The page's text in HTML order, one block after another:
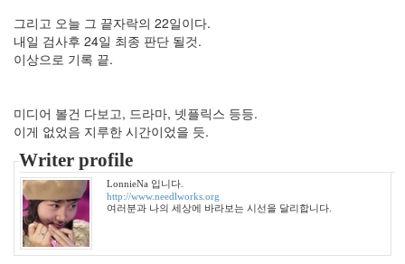
그리고 오늘 그 끝자락의 22일이다.
내일 검사후 24일 최종 판단 될것.
이상으로 기록 끝.
미디어 볼건 다보고, 드라마, 넷플릭스 등등.
이게 없었음 지루한 시간이었을 듯.
Writer profile
LonnieNa 입니다.
http://www.needlworks.org
여러분과 나의 세상에 바라보는 시선을 달리합니다.
2010
년
34
1
월
2010
년
2
월
2
2010